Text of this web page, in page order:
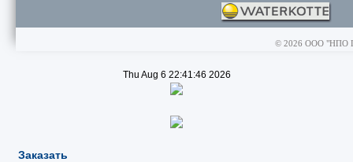
© 2026 ООО "НПО
Thu Aug 6 22:41:46 2026
Заказать